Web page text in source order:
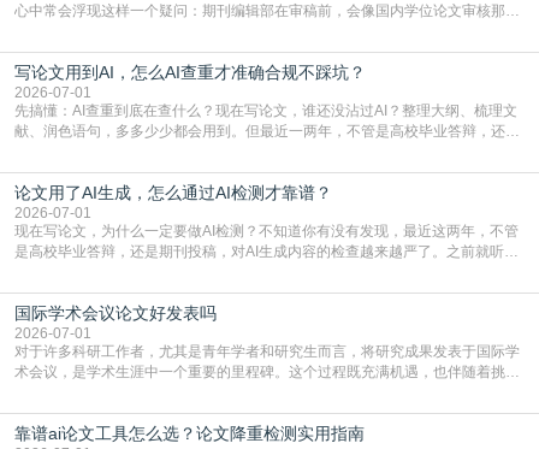
心中常会浮现这样一个疑问：期刊编辑部在审稿前，会像国内学位论文审核那
论文的初审通过率。实际上，SCI期刊对重复内容的审查是严谨投稿流程中不可
或缺的一环。本篇AEIC学术交流中心小编就为大家介绍“投稿SCI有查重吗”。
一、查重是标准流程答案是明确的：绝大多数S
写论文用到AI，怎么AI查重才准确合规不踩坑？
2026-07-01
先搞懂：AI查重到底在查什么？现在写论文，谁还没沾过AI？整理大纲、梳理文
献、润色语句，多多少少都会用到。但最近一两年，不管是高校毕业答辩，还是
须加做AI查重。很多人分不清，AI查重和普通查重到底有啥区别？这里说透：普
通查重查的是你的文字和已公开文献的重复比例，防的是抄袭；AI查重查的是你
的内容里，有多少是AI生成的，防的是过
论文用了AI生成，怎么通过AI检测才靠谱？
2026-07-01
现在写论文，为什么一定要做AI检测？不知道你有没有发现，最近这两年，不管
是高校毕业答辩，还是期刊投稿，对AI生成内容的检查越来越严了。之前就听身
要求修改，还差点被判定学术不规范，真的太冤了。现在国内多数高校和核心期
刊，都已经明确出台了相关规定：如果使用AI生成内容辅助写作，必须明确标
注，未标注的AI生成内容会被认定为不符合学
国际学术会议论文好发表吗
2026-07-01
对于许多科研工作者，尤其是青年学者和研究生而言，将研究成果发表于国际学
术会议，是学术生涯中一个重要的里程碑。这个过程既充满机遇，也伴随着挑
疑问：国际学术会议论文到底好不好发表？其价值和难度究竟如何衡量。本篇
AEIC学术交流中心小编就为大家介绍“国际学术会议论文好发表吗”。一、会议论
靠谱ai论文工具怎么选？论文降重检测实用指南